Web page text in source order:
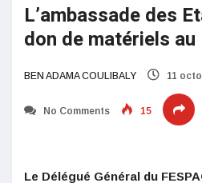
L’ambassade des
don de matériels au
BEN ADAMA COULIBALY 11
No Comments 15
Le Délégué Général du